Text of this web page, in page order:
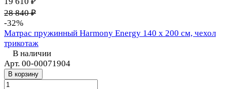
28 840 ₽
-32%
Матрас пружинный Harmony Energy 140 х 200 см, чехол
трикотаж
В наличии
Арт. 00-00071904
В корзину